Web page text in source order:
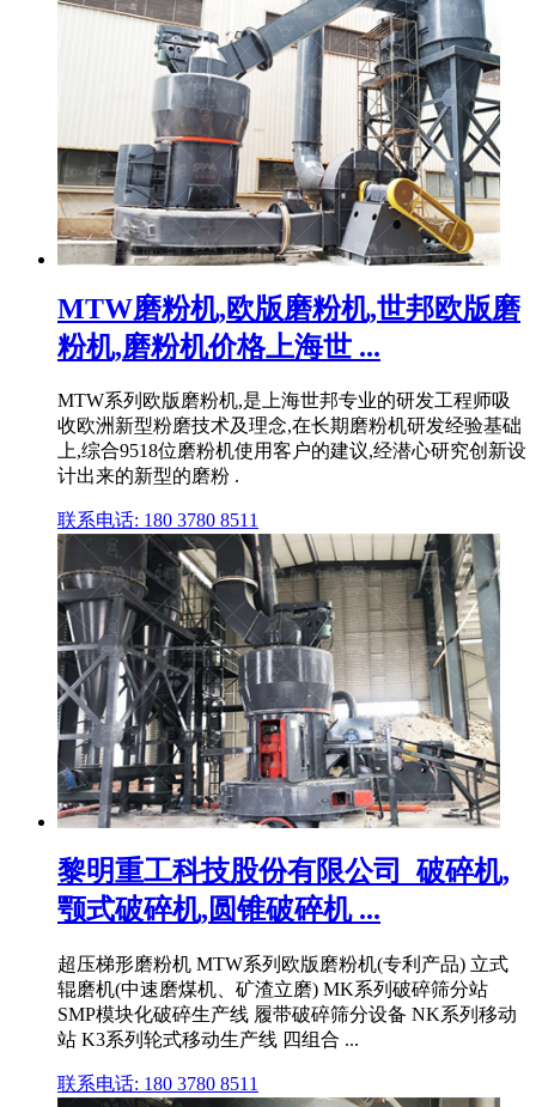
MTW磨粉机,欧版磨粉机,世邦欧版磨
粉机,磨粉机价格上海世 ...
MTW系列欧版磨粉机,是上海世邦专业的研发工程师吸
收欧洲新型粉磨技术及理念,在长期磨粉机研发经验基础
上,综合9518位磨粉机使用客户的建议,经潜心研究创新设
计出来的新型的磨粉 .
联系电话: 180 3780 8511
黎明重工科技股份有限公司_破碎机,
颚式破碎机,圆锥破碎机 ...
超压梯形磨粉机 MTW系列欧版磨粉机(专利产品) 立式
辊磨机(中速磨煤机、矿渣立磨) MK系列破碎筛分站
SMP模块化破碎生产线 履带破碎筛分设备 NK系列移动
站 K3系列轮式移动生产线 四组合 ...
联系电话: 180 3780 8511